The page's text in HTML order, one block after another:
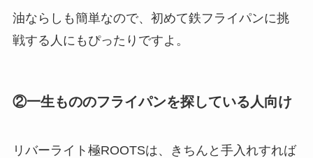
油ならしも簡単なので、初めて鉄フライパンに挑
戦する人にもぴったりですよ。
②一生もののフライパンを探している人向け
リバーライト極ROOTSは、きちんと手入れすれば